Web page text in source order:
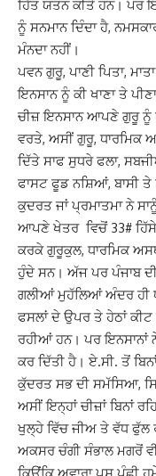
ਹਿੱਤ ਯਤਨ ਕੀਤੇ ਹਨ। ਪਰ
ਨੂੰ ਸਨਮਾਨ ਦਿੰਦਾ ਹੈ,
ਮੰਨਦਾ ਨਹੀਂ।
ਪਵਨ ਗੁਰੂ, ਪਾਣੀ ਪਿਤਾ,
ਇਨਸਾਨ ਨੂੰ ਕੀ ਖਾਣਾ ਤੇ
ਚੀਜ਼ ਇਨਸਾਨ ਆਪਣੇ ਗੁਰੂ ਨੂੰ
ਵਰਤੇ, ਅਸੀਂ ਗੁਰੂ, ਧਾਰਮਿਕ
ਦਿੱਤੇ ਸਾਫ ਸੁਧਰੇ ਫਲਾ,
ਫਾਸਟ ਫੂਡ ਨਸ਼ਿਆਂ, ਬਾਸੀ
ਕੁਦਰਤ ਜਾਂ ਪ੍ਰਮਾਤਮਾ ਨੇ
ਆਪਣੇ ਖੇਤਰ ਵਿਚੋਂ 33#
ਕਰਕੇ ਗੁਰੂਕੁਲ, ਧਾਰਮਿਕ
ਹੁੰਦੇ ਸਨ। ਅੱਜ ਪਰ ਪੰਜਾਬ
ਗਲੀਆਂ ਮੁਹੱਲਿਆਂ ਅੰਦਰ ਹੀ
ਫਸਲਾਂ ਦੇ ਉਪਰ ਤੇ ਹੇਠਾਂ ਕੀਟ
ਰਹੀਆਂ ਹਨ। ਪਰ ਇਨਸਾਨਾਂ
ਕਰ ਦਿੱਤੀ ਹੈ। ਏ.ਸੀ. ਤੋਂ
ਕੁੱਦਰਤ ਸਭ ਦੀ ਸਮੱਸਿਆ,
ਅਸੀਂ ਇਨ੍ਹਾਂ ਚੀਜ਼ਾਂ ਬਿਨਾਂ
ਖੁਲ੍ਹੇ ਵਿੱਚ ਜੀਅ ਤੇ ਵੱਧ ਫੁੱਲ
ਅਕਸਰ ਚੰਗੀ ਸੰਭਾਲ ਮਗਰੋਂ